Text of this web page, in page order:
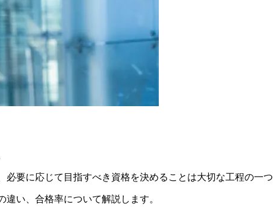
必要に応じて目指すべき資格を決めることは大切な工程の一つ
違い、合格率について解説 します。